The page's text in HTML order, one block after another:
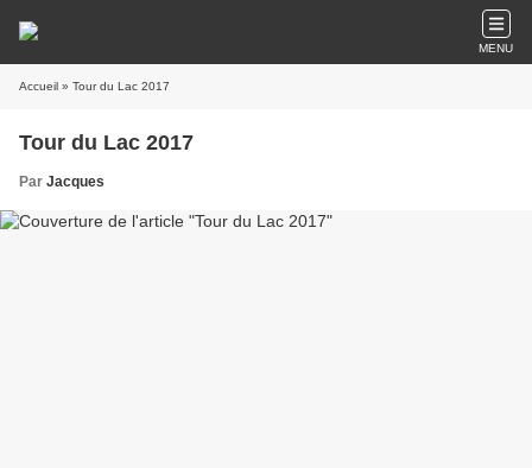
MENU
Accueil » Tour du Lac 2017
Tour du Lac 2017
Par Jacques